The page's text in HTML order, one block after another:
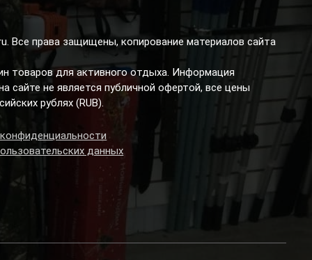
Все права защищены, копирование материалов сайта
товаров для активного отдыха. Информация
сайте не является публичной офертой, все цены
рублях (RUB).
данных